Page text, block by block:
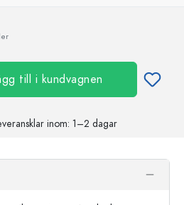
till i kundvagnen
inom: 1–2 dagar